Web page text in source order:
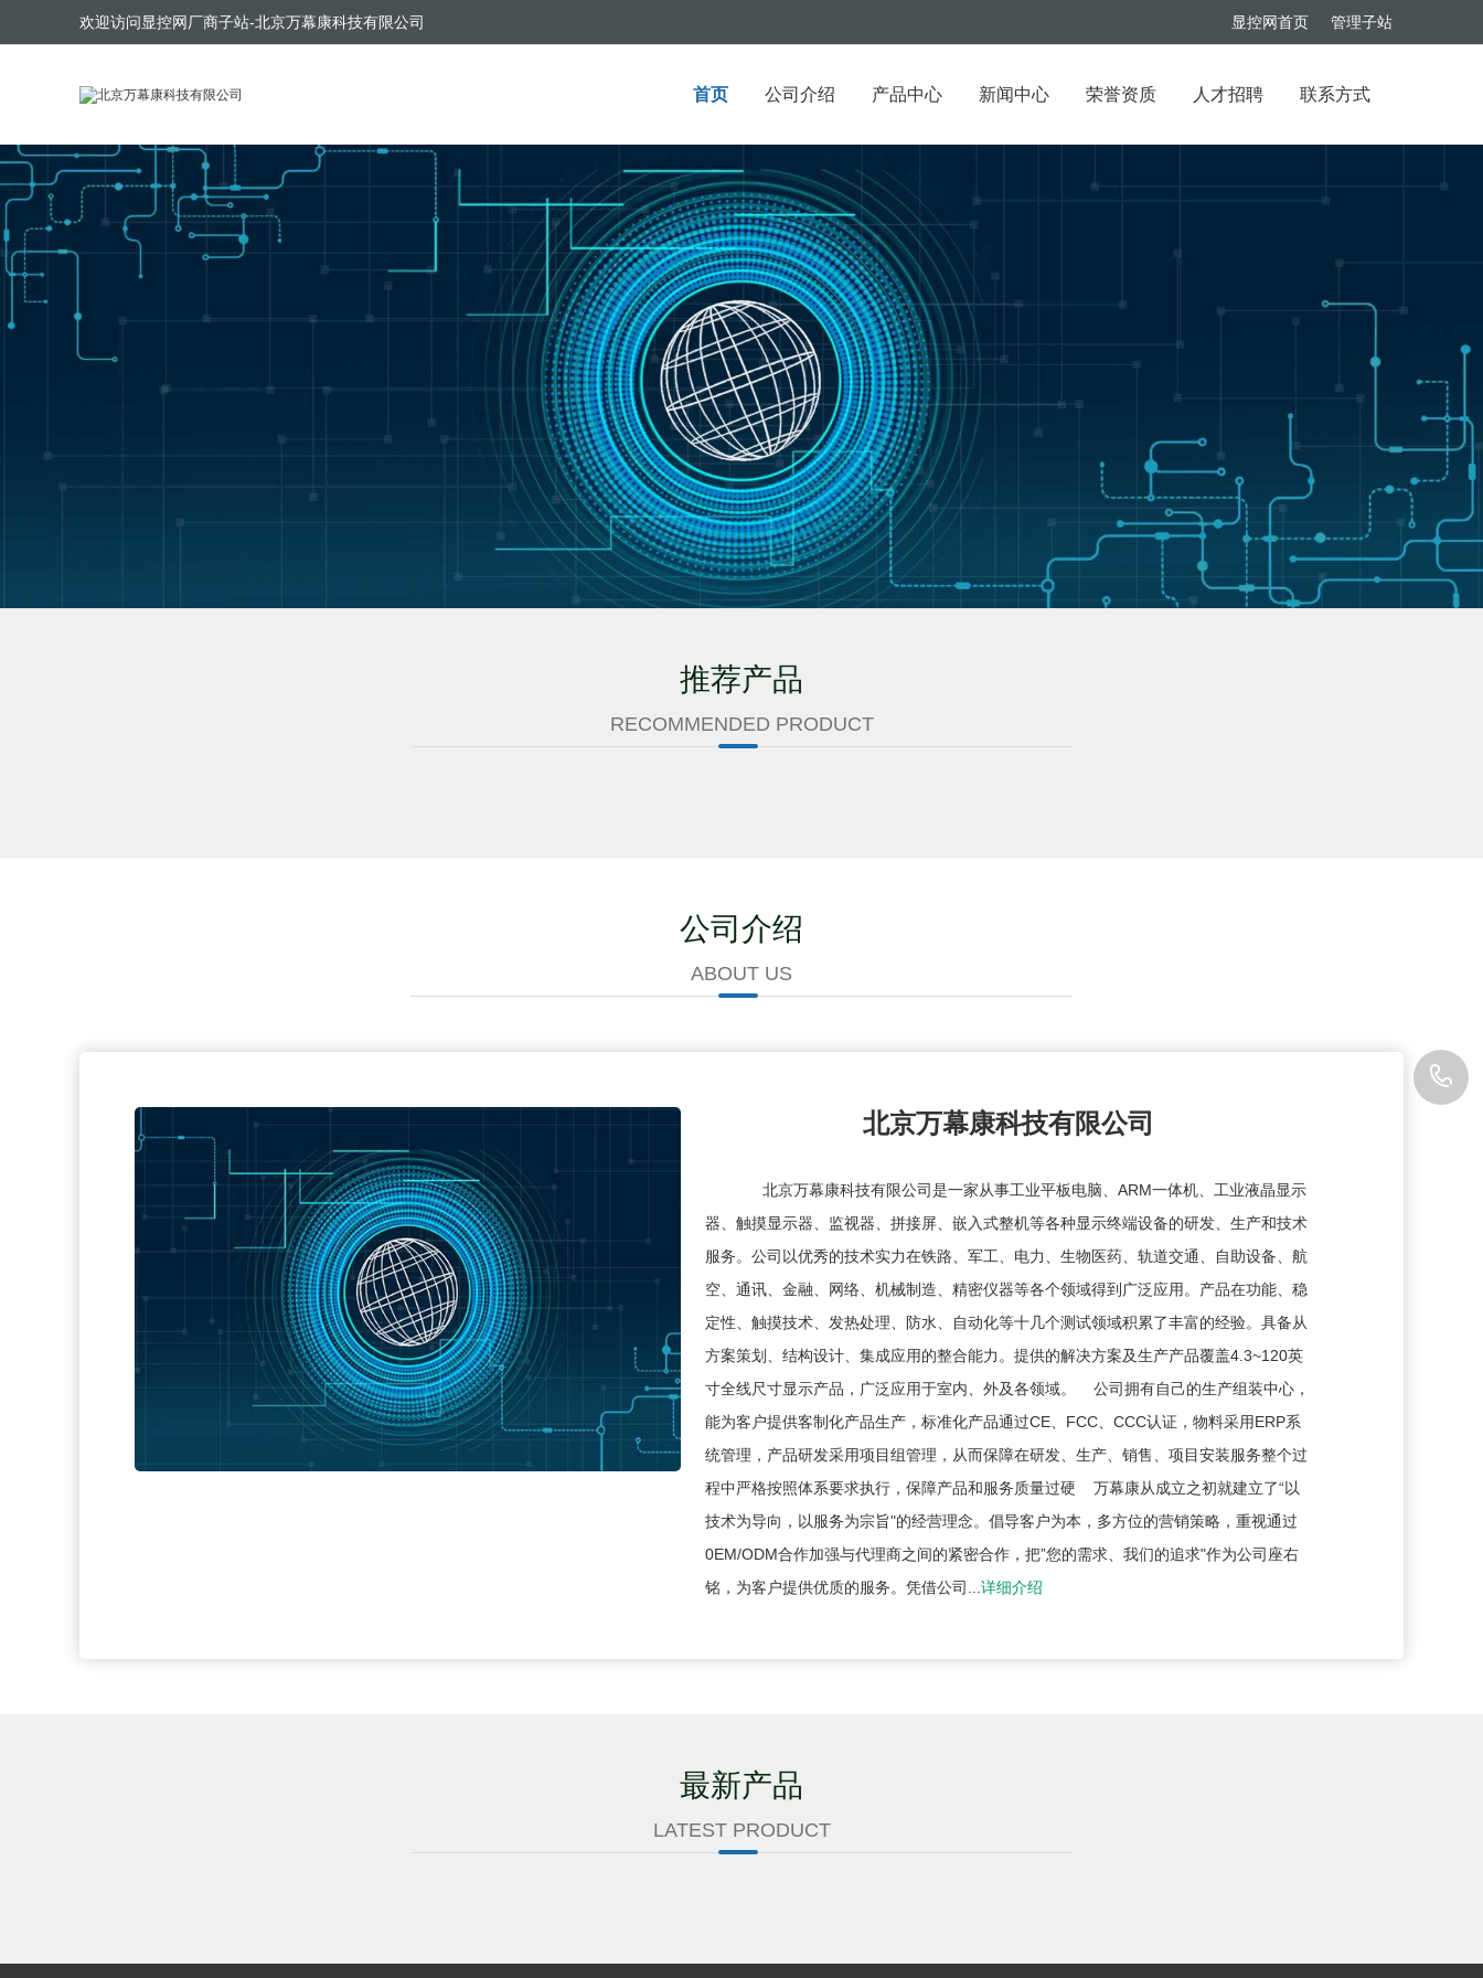
显控网首页 管理子站
欢迎访问显控网厂商子站-北京万幕康科技有限公司
首页 公司介绍 产品中心 新闻中心 荣誉资质 人才招聘 联系方式
推荐产品
RECOMMENDED PRODUCT
公司介绍
ABOUT US
北京万幕康科技有限公司
北京万幕康科技有限公司是一家从事工业平板电脑、ARM一体机、工业液晶显示
器、触摸显示器、监视器、拼接屏、嵌入式整机等各种显示终端设备的研发、生产和技术
服务。公司以优秀的技术实力在铁路、军工、电力、生物医药、轨道交通、自助设备、航
空、通讯、金融、网络、机械制造、精密仪器等各个领域得到广泛应用。产品在功能、稳
定性、触摸技术、发热处理、防水、自动化等十几个测试领域积累了丰富的经验。具备从
方案策划、结构设计、集成应用的整合能力。提供的解决方案及生产产品覆盖4.3~120英
寸全线尺寸显示产品，广泛应用于室内、外及各领域。 公司拥有自己的生产组装中心，
能为客户提供客制化产品生产，标准化产品通过CE、FCC、CCC认证，物料采用ERP系
统管理，产品研发采用项目组管理，从而保障在研发、生产、销售、项目安装服务整个过
程中严格按照体系要求执行，保障产品和服务质量过硬 万幕康从成立之初就建立了“以
技术为导向，以服务为宗旨"的经营理念。倡导客户为本，多方位的营销策略，重视通过
0EM/ODM合作加强与代理商之间的紧密合作，把”您的需求、我们的追求"作为公司座右
铭，为客户提供优质的服务。凭借公司... 详细介绍
最新产品
LATEST PRODUCT